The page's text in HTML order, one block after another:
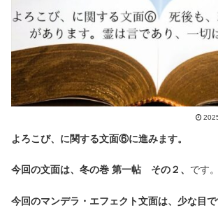
よろこび、に関する文面⑥に進みます。
今回の文面は、冬の巻 第一帖 その２、 です。
今回のマンデラ・エフェクト文面は、少な目で